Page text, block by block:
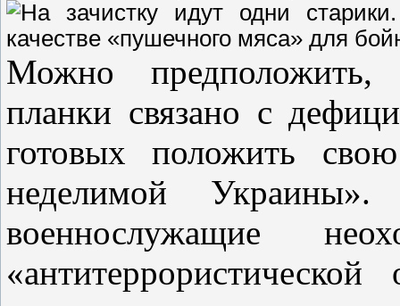
Можно предположить,
планки связано с
готовых положить
неделимой
военнослужащие